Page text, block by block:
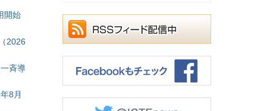
開始
2026
斉導
8月